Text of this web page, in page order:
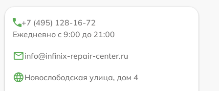
+7 (495) 128-16-72
Ежедневно с 9:00 до 21:00
info@infinix-repair-center.ru
Новослободская улица, дом 4